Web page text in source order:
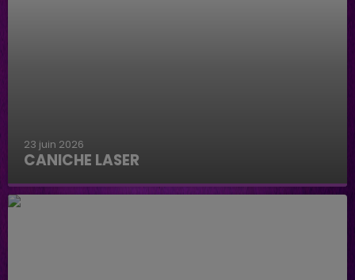
23 juin 2026
CANICHE LASER
Caniche Laser